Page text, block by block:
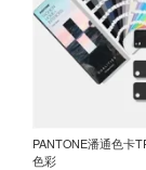
PANTONE潘通色卡
色彩